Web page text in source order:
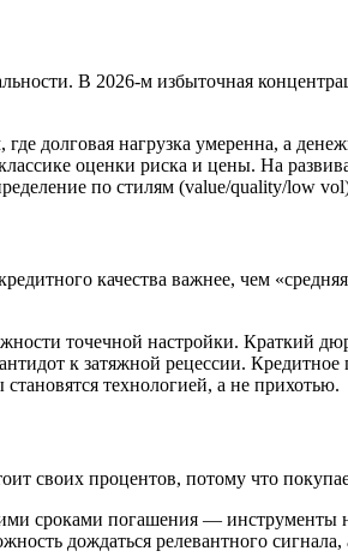
В 2026-м избыточная
долговая нагрузка умеренна, а
оценки риска и цены. На
по стилям (value/quality/low
качества важнее, чем
точечной настройки. Краткий
к затяжной рецессии.
технологией, а не прихотью.
своих процентов, потому что
сроками погашения —
дождаться релевантного